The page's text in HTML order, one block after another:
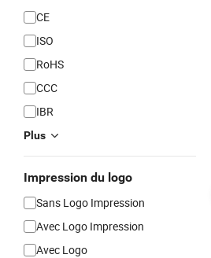
CE
ISO
RoHS
CCC
IBR
Plus
Impression du logo
Sans Logo Impression
Avec Logo Impression
Avec Logo